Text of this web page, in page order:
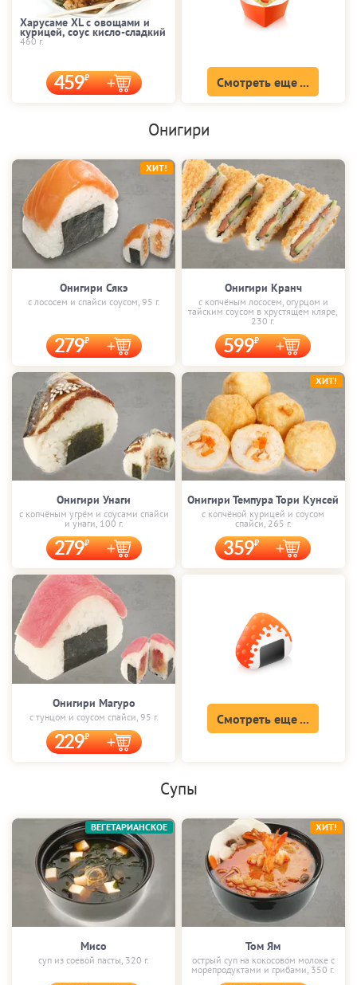
Харусаме XL с овощами и
курицей, соус кисло-сладкий
460 г.
459 Смотреть еще ...
Онигири
Онигири Сякэ
с лососем и спайси соусом, 95 г.
279
ХИТ!
Онигири Кранч
с копчёным лососем, огурцом и
тайским соусом в хрустящем кляре,
230 г.
599
Онигири Унаги
с копчёным угрём и соусами спайси
и унаги, 100 г.
279
Онигири Темпура Тори Кунсей
с копчёной курицей и соусом
спайси, 265 г.
359
ХИТ!
Онигири Магуро
с тунцом и соусом спайси, 95 г.
229
Смотреть еще ...
Супы
Мисо
суп из соевой пасты, 320 г.
ВЕГЕТАРИАНСКОЕ
Том Ям
острый суп на кокосовом молоке с
морепродуктами и грибами, 350 г.
ХИТ!